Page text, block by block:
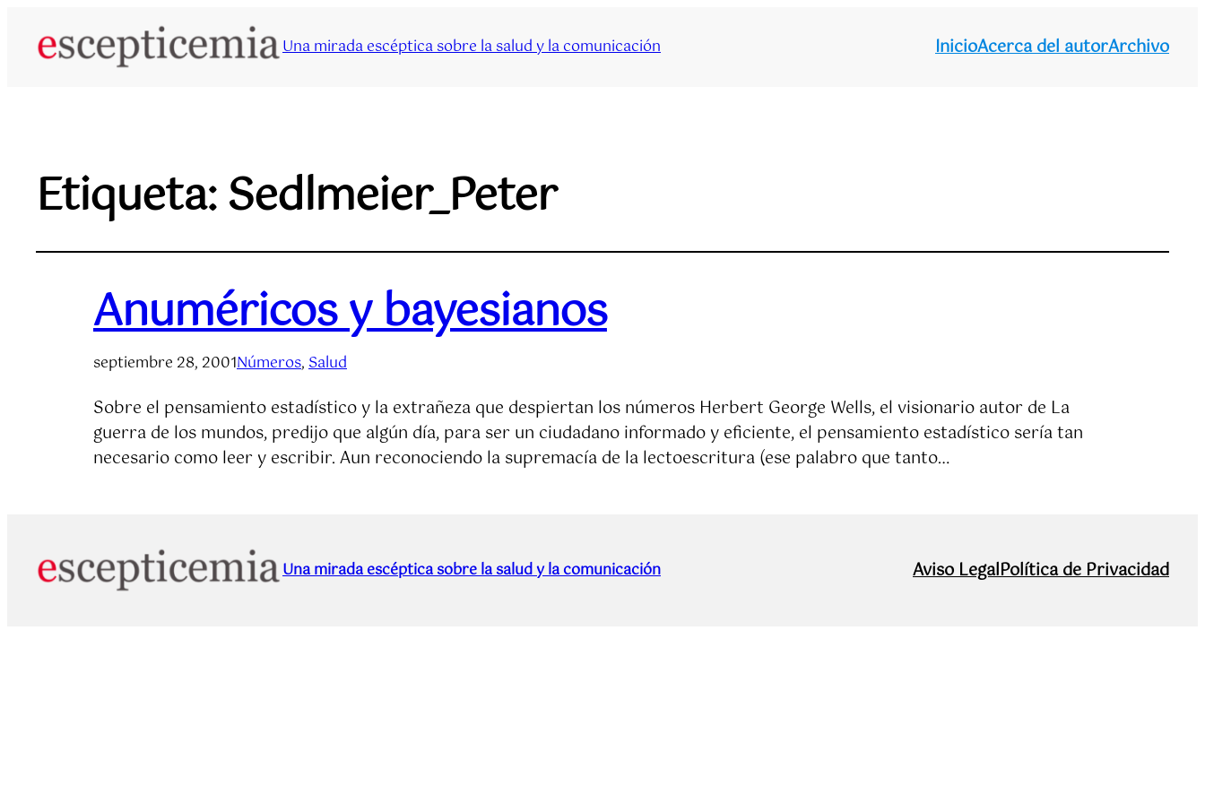
Una mirada escéptica sobre la salud y la comunicación InicioAcerca del autorArchivo
Etiqueta:Sedlmeier_Peter
Anuméricos y bayesianos
septiembre 28, 2001Números, Salud
Sobre el pensamiento estadístico y la extrañeza que despiertan los números Herbert George Wells, el visionario autor de La
guerra de los mundos, predijo que algún día, para ser un ciudadano informado y eficiente, el pensamiento estadístico sería tan
necesario como leer y escribir. Aun reconociendo la supremacía de la lectoescritura (ese palabro que tanto…
Una mirada escéptica sobre la salud y la comunicación Aviso LegalPolítica de Privacidad